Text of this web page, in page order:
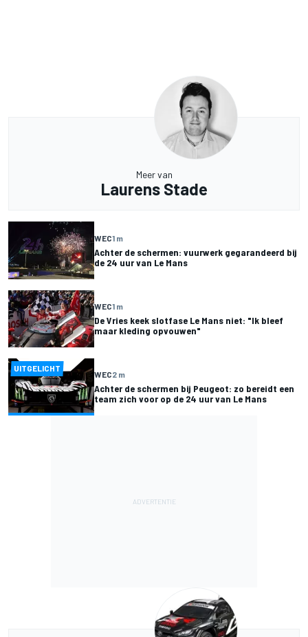
Meer van
Laurens Stade
WEC1 m
Achter de schermen: vuurwerk gegarandeerd bij
de 24 uur van Le Mans
WEC1 m
De Vries keek slotfase Le Mans niet: "Ik bleef
maar kleding opvouwen"
UITGELICHT
WEC2 m
Achter de schermen bij Peugeot: zo bereidt een
team zich voor op de 24 uur van Le Mans